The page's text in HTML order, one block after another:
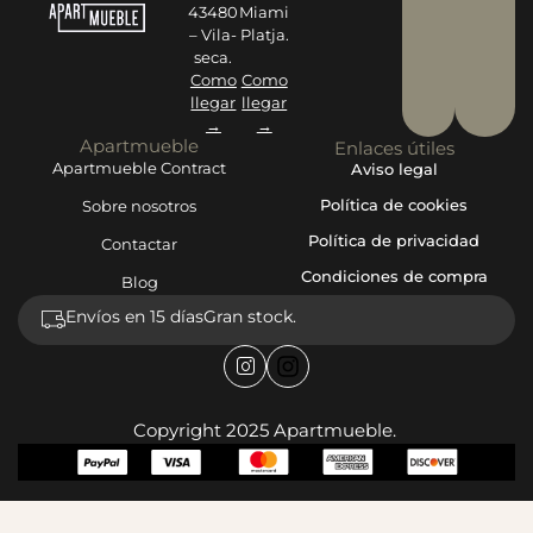
43480
– Vila-
seca.
Como
llegar
→
Miami
Platja.
Como
llegar
→
Apartmueble
Apartmueble Contract
Sobre nosotros
Contactar
Blog
Enlaces útiles
Aviso legal
Política de cookies
Política de privacidad
Condiciones de compra
Envíos en 15 díasGran stock.
Copyright 2025 Apartmueble.